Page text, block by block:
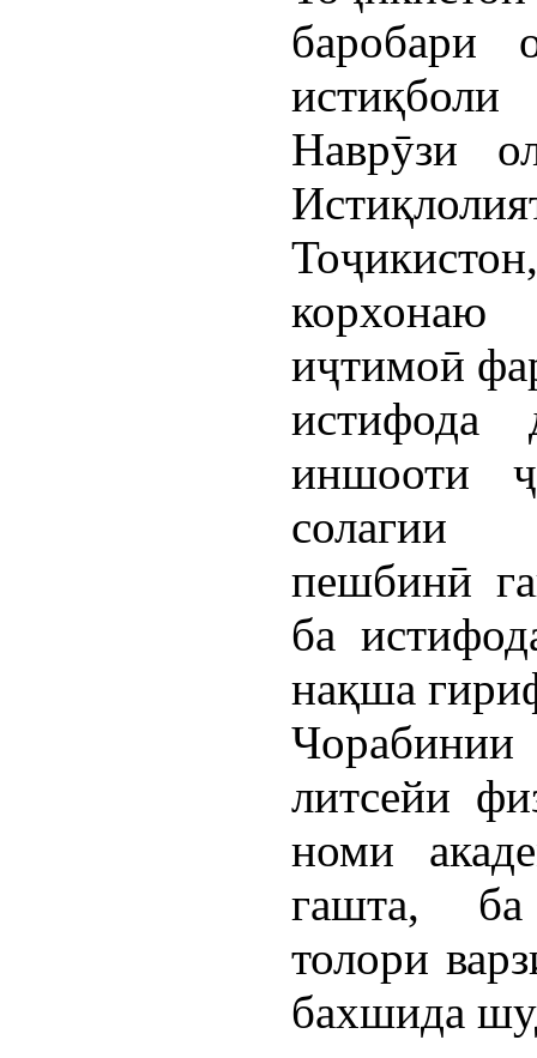
баробари
Наврӯзи
иҷтимоӣ
иншооти
солагии
пешбинӣ
ба
нақша
Чорабинии
литсейи
номи
гашта,
толори
бахшида